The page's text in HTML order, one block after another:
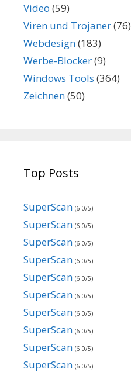
Video (59)
Viren und Trojaner(76)
Webdesign(183)
Werbe-Blocker(9)
Windows Tools (364)
Zeichnen(50)
Top Posts
SuperScan (6.0/5)
SuperScan (6.0/5)
SuperScan (6.0/5)
SuperScan (6.0/5)
SuperScan (6.0/5)
SuperScan (6.0/5)
SuperScan (6.0/5)
SuperScan (6.0/5)
SuperScan (6.0/5)
SuperScan (6.0/5)